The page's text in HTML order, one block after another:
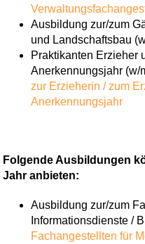
Ausbildung zur/zum
und Landschaftsbau
Praktikanten Erzieher
Anerkennungsjahr (w/
zur Erzieherin / zum
Anerkennungsjahr
Folgende Ausbildungen
Jahr anbieten:
Ausbildung zur/zum
Informationsdienste /
Fachangestellten für